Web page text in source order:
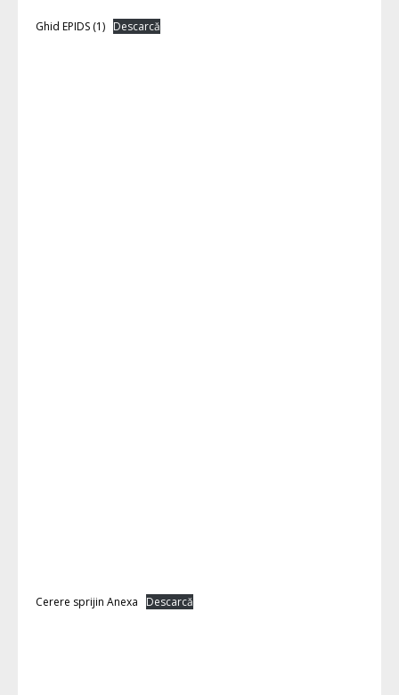
Ghid EPIDS (1) Descarcă
Cerere sprijin Anexa Descarcă